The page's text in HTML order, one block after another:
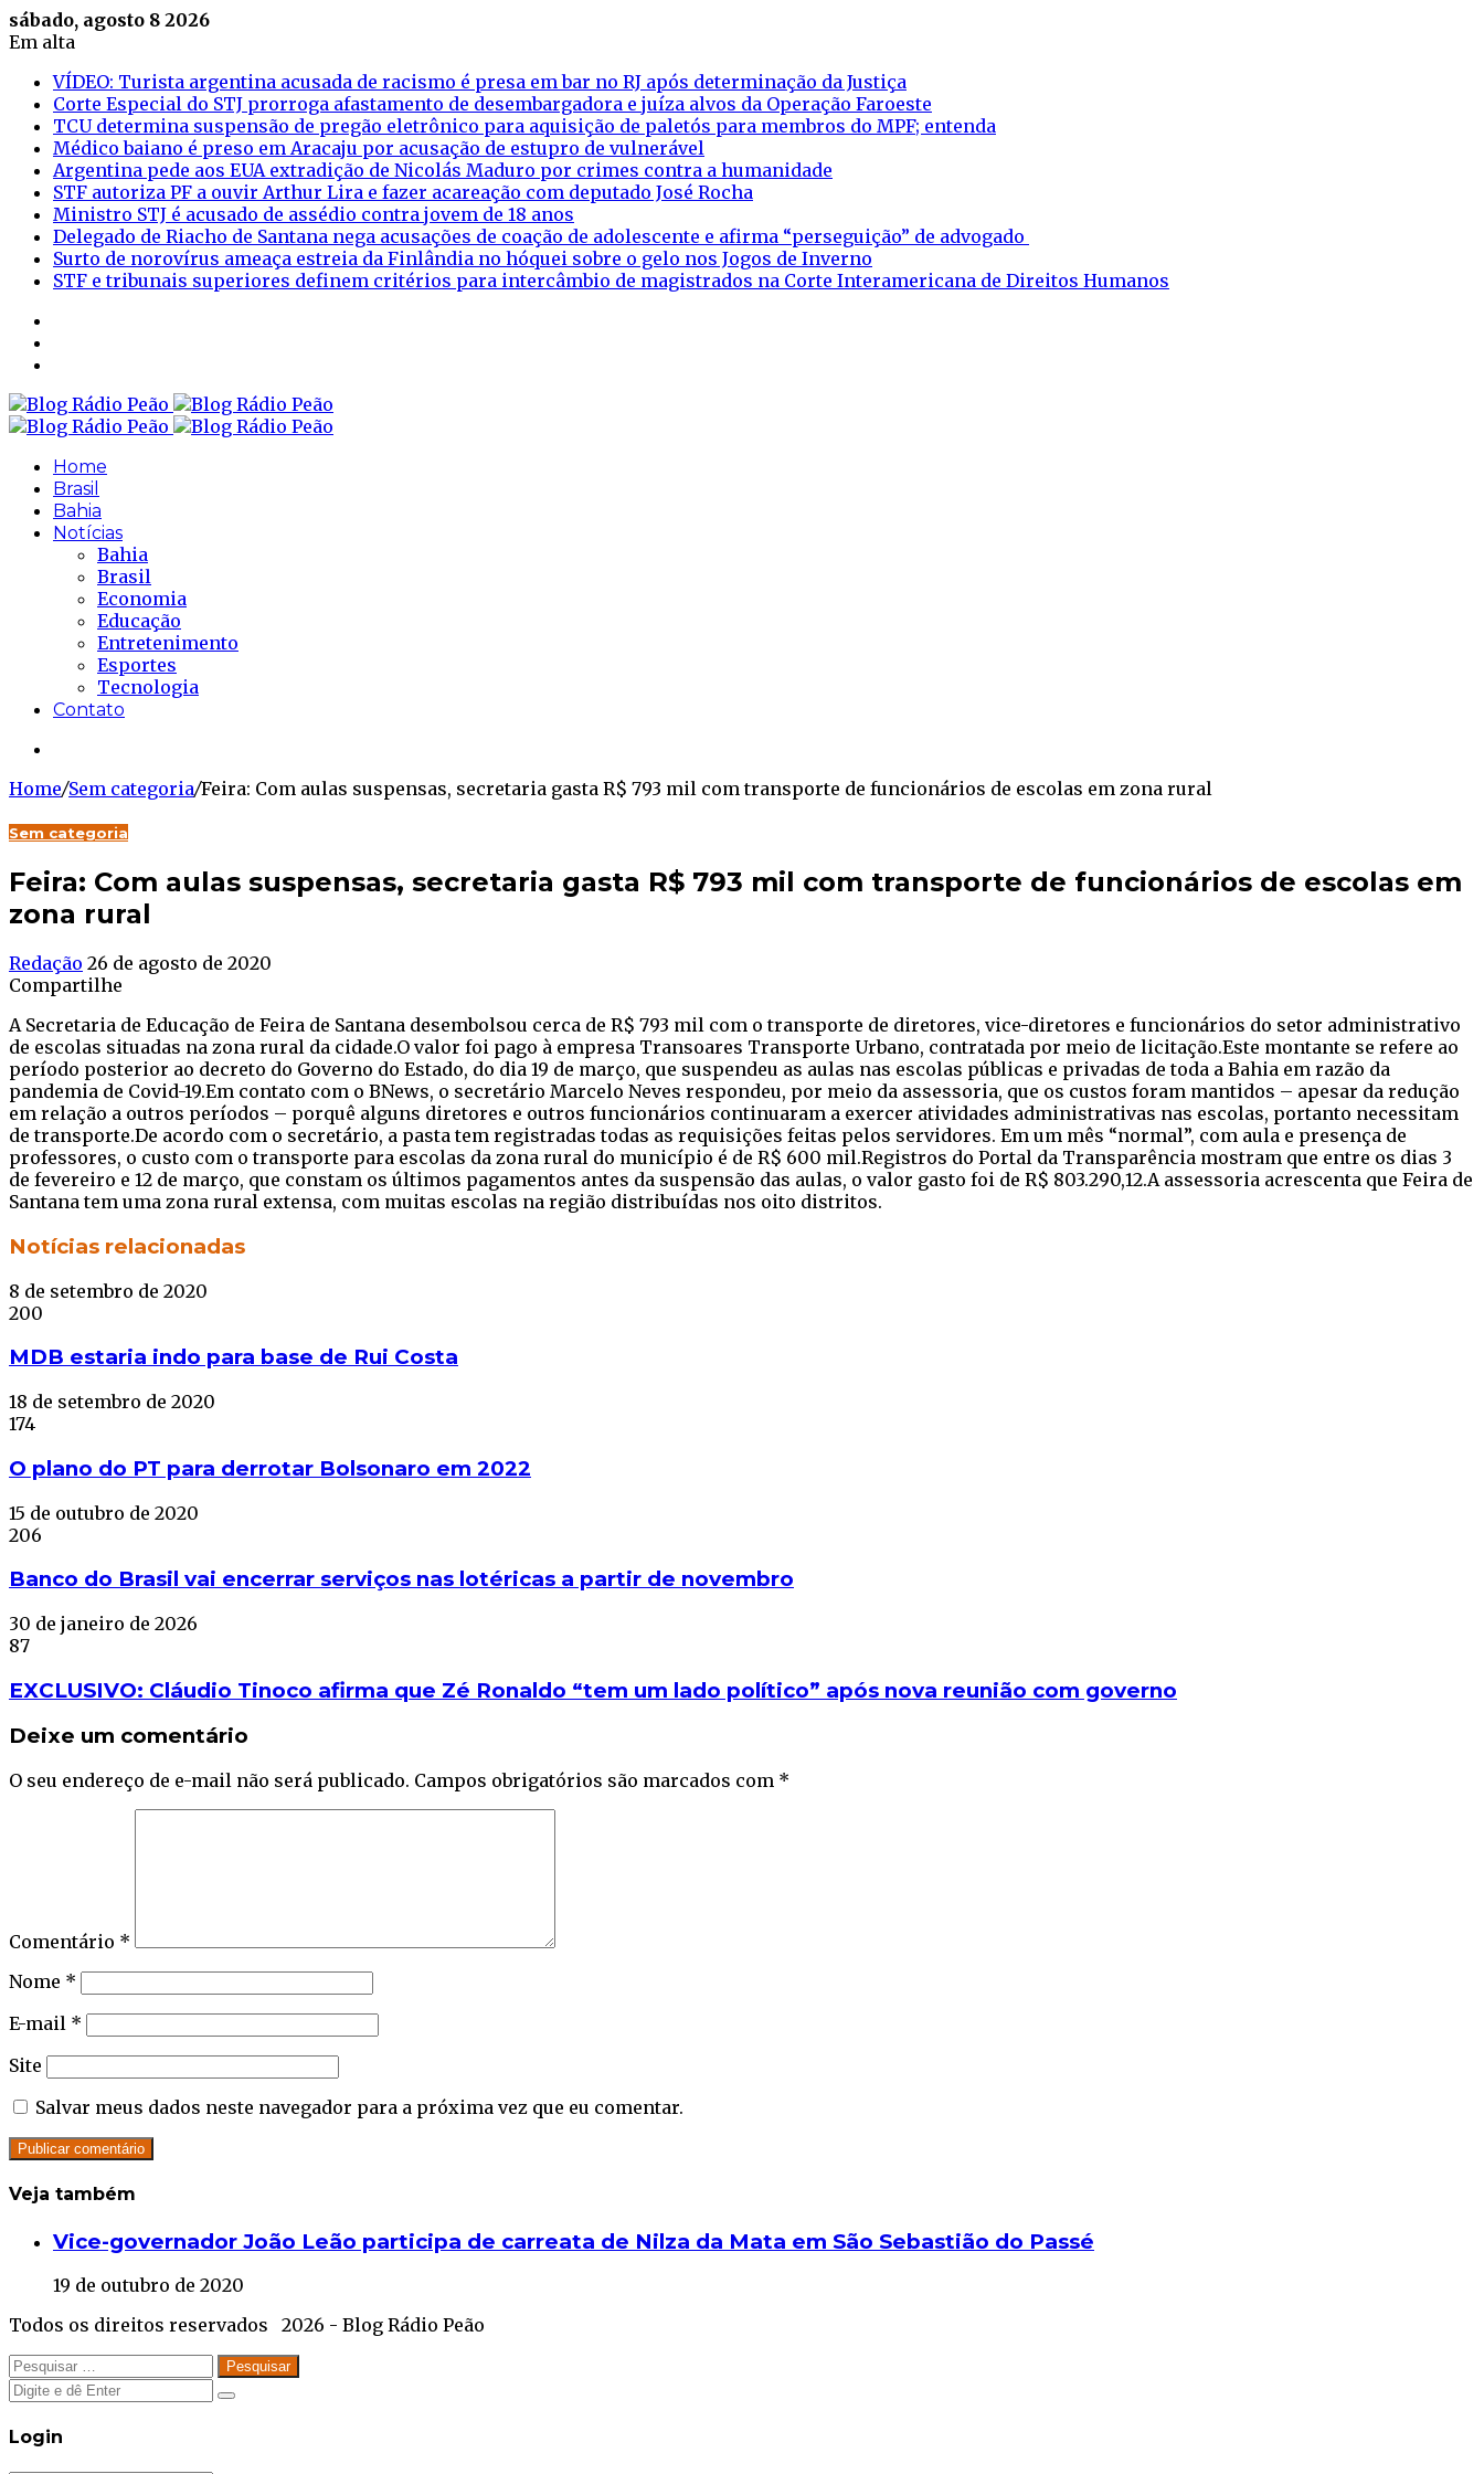
sábado, agosto 8 2026
Em alta
VÍDEO: Turista argentina acusada de racismo é presa em bar no RJ após determinação da Justiça
Corte Especial do STJ prorroga afastamento de desembargadora e juíza alvos da Operação Faroeste
TCU determina suspensão de pregão eletrônico para aquisição de paletós para membros do MPF; entenda
Médico baiano é preso em Aracaju por acusação de estupro de vulnerável
Argentina pede aos EUA extradição de Nicolás Maduro por crimes contra a humanidade
STF autoriza PF a ouvir Arthur Lira e fazer acareação com deputado José Rocha
Ministro STJ é acusado de assédio contra jovem de 18 anos
Delegado de Riacho de Santana nega acusações de coação de adolescente e afirma “perseguição” de advogado
Surto de norovírus ameaça estreia da Finlândia no hóquei sobre o gelo nos Jogos de Inverno
STF e tribunais superiores definem critérios para intercâmbio de magistrados na Corte Interamericana de Direitos Humanos
Home
Brasil
Bahia
Notícias
Bahia
Brasil
Economia
Educação
Entretenimento
Esportes
Tecnologia
Contato
Home/Sem categoria/Feira: Com aulas suspensas, secretaria gasta R$ 793 mil com transporte de funcionários de escolas em zona rural
Sem categoria
Feira: Com aulas suspensas, secretaria gasta R$ 793 mil com transporte de funcionários de escolas em
zona rural
Redação 26 de agosto de 2020
Compartilhe
A Secretaria de Educação de Feira de Santana desembolsou cerca de R$ 793 mil com o transporte de diretores, vice-diretores e funcionários do setor administrativo
de escolas situadas na zona rural da cidade.O valor foi pago à empresa Transoares Transporte Urbano, contratada por meio de licitação.Este montante se refere ao
período posterior ao decreto do Governo do Estado, do dia 19 de março, que suspendeu as aulas nas escolas públicas e privadas de toda a Bahia em razão da
pandemia de Covid-19.Em contato com o BNews, o secretário Marcelo Neves respondeu, por meio da assessoria, que os custos foram mantidos – apesar da redução
em relação a outros períodos – porquê alguns diretores e outros funcionários continuaram a exercer atividades administrativas nas escolas, portanto necessitam
de transporte.De acordo com o secretário, a pasta tem registradas todas as requisições feitas pelos servidores. Em um mês “normal”, com aula e presença de
professores, o custo com o transporte para escolas da zona rural do município é de R$ 600 mil.Registros do Portal da Transparência mostram que entre os dias 3
de fevereiro e 12 de março, que constam os últimos pagamentos antes da suspensão das aulas, o valor gasto foi de R$ 803.290,12.A assessoria acrescenta que Feira de
Santana tem uma zona rural extensa, com muitas escolas na região distribuídas nos oito distritos.
Facebook
Twitter
WhatsApp
Telegram
Notícias relacionadas
8 de setembro de 2020
200
MDB estaria indo para base de Rui Costa
18 de setembro de 2020
174
O plano do PT para derrotar Bolsonaro em 2022
15 de outubro de 2020
206
Banco do Brasil vai encerrar serviços nas lotéricas a partir de novembro
30 de janeiro de 2026
87
EXCLUSIVO: Cláudio Tinoco afirma que Zé Ronaldo “tem um lado político” após nova reunião com governo
Deixe um comentário
O seu endereço de e-mail não será publicado. Campos obrigatórios são marcados com *
Comentário *
Nome *
E-mail *
Site
Salvar meus dados neste navegador para a próxima vez que eu comentar.
Veja também
CloseVice-governador João Leão participa de carreata de Nilza da Mata em São Sebastião do Passé
19 de outubro de 2020
Todos os direitos reservados 2026 - Blog Rádio Peão
Close
Pesquisar
por:
Close
Close
Login